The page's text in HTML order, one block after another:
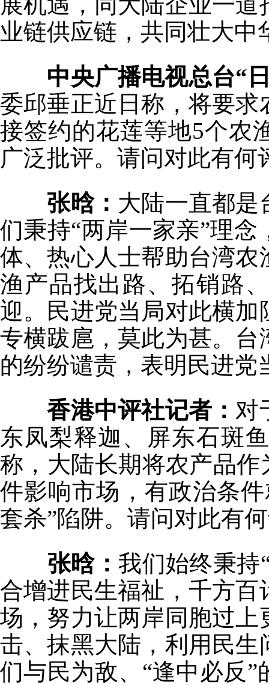
业链供应链，共同壮大中
中央广播电视总台“
委邱垂正近日称，将要
接签约的花莲等地5个农
广泛批评。请问对此有何
张晗： 大陆一直都是
们秉持“两岸一家亲”理
体、热心人士帮助台湾
渔产品找出路、拓销路
迎。民进党当局对此横
专横跋扈，莫此为甚。
的纷纷谴责，表明民进
香港中评社记者： 对
东凤梨释迦、屏东石斑
称，大陆长期将农产品
件影响市场，有政治条
套杀”陷阱。请问对此有
张晗：我们始终秉持
合增进民生福祉，千方
场，努力让两岸同胞过
击、抹黑大陆，利用民
们与民为敌、“逢中必反